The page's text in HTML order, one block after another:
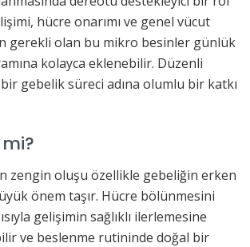
hücre onarımı ve genel vücut
gerekli olan bu mikro besinler günlük
kolayca eklenebilir. Düzenli
gebelik süreci adına olumlu bir katkı
zengin oluşu özellikle gebeliğin erken
önem taşır. Hücre bölünmesini
gelişimin sağlıklı ilerlemesine
ve beslenme rutininde doğal bir